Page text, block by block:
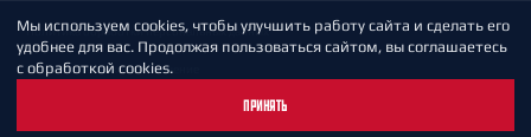
Политика обработки персональных данных
Пользовательское соглашение
Мы используем cookies, чтобы улучшить работу сайта и сделать его
удобнее для вас. Продолжая пользоваться сайтом, вы соглашаетесь
с обработкой cookies.
ПРИНЯТЬ